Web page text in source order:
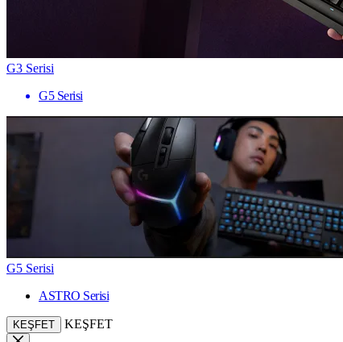
G3 Serisi
G5 Serisi
G5 Serisi
ASTRO Serisi
KEŞFET KEŞFET